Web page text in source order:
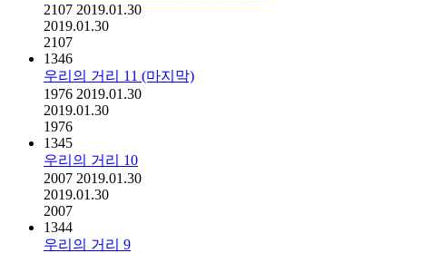
2107 2019.01.30
2019.01.30
2107
1346
우리의 거리 11 (마지막)
1976 2019.01.30
2019.01.30
1976
1345
우리의 거리 10
2007 2019.01.30
2019.01.30
2007
1344
우리의 거리 9